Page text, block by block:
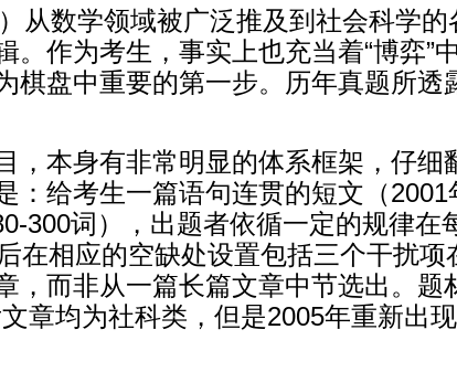
从数学领域被广泛推及到社会科学
。作为考生，事实上也充当着“博弈”
棋盘中重要的第一步。历年真题所
，本身有非常明显的体系框架，仔细
：给考生一篇语句连贯的短文（2001
300词），出题者依循一定的规律在
在相应的空缺处设置包括三个干扰项
，而非从一篇长篇文章中节选出。
章均为社科类，但是2005年重新出